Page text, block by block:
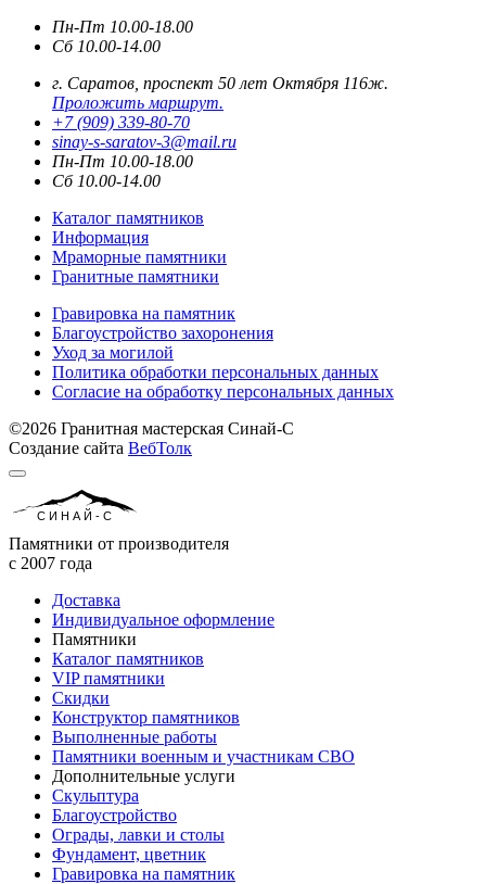
Пн-Пт 10.00-18.00
Сб 10.00-14.00
г. Саратов, проспект 50 лет Октября 116ж.
Проложить маршрут.
+7 (909) 339-80-70
sinay-s-saratov-3@mail.ru
Пн-Пт 10.00-18.00
Сб 10.00-14.00
Каталог памятников
Информация
Мраморные памятники
Гранитные памятники
Гравировка на памятник
Благоустройство захоронения
Уход за могилой
Политика обработки персональных данных
Согласие на обработку персональных данных
©2026 Гранитная мастерская Синай-С
Создание сайта ВебТолк
СИНАЙ-С
Памятники от производителя
с 2007 года
Доставка
Индивидуальное оформление
Памятники
Каталог памятников
VIP памятники
Скидки
Конструктор памятников
Выполненные работы
Памятники военным и участникам СВО
Дополнительные услуги
Скульптура
Благоустройство
Ограды, лавки и столы
Фундамент, цветник
Гравировка на памятник